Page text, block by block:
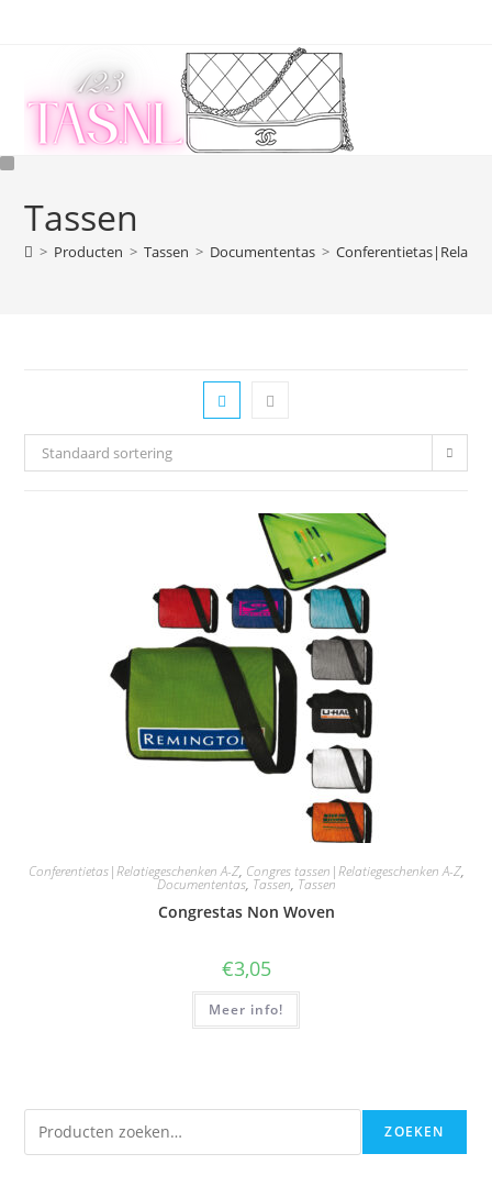
Tassen
> Producten > Tassen > Documententas >
Standaard sortering
Conferentietas|Relatiegeschenken A-Z, Congres tassen|Relatiegeschenken A-Z,
Documententas, Tassen, Tassen
Congrestas Non Woven
€3,05
Meer info!
Zoeken ZOEKEN